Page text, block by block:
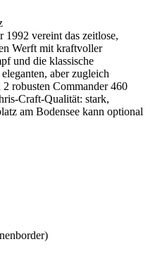
1992 vereint das zeitlose,
Werft mit kraftvoller
und die klassische
aber zugleich
robusten Commander 460
Craft-Qualität: stark,
am Bodensee kann optional